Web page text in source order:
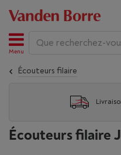
Menu
Écouteurs filaire
Écouteurs filaire